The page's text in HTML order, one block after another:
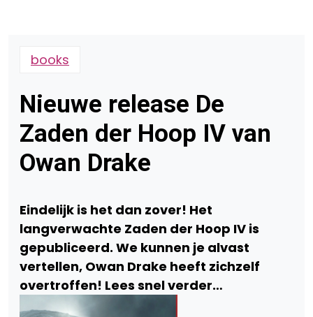
books
Nieuwe release De
Zaden der Hoop IV van
Owan Drake
Eindelijk is het dan zover! Het
langverwachte Zaden der Hoop IV is
gepubliceerd. We kunnen je alvast
vertellen, Owan Drake heeft zichzelf
overtroffen! Lees snel verder…